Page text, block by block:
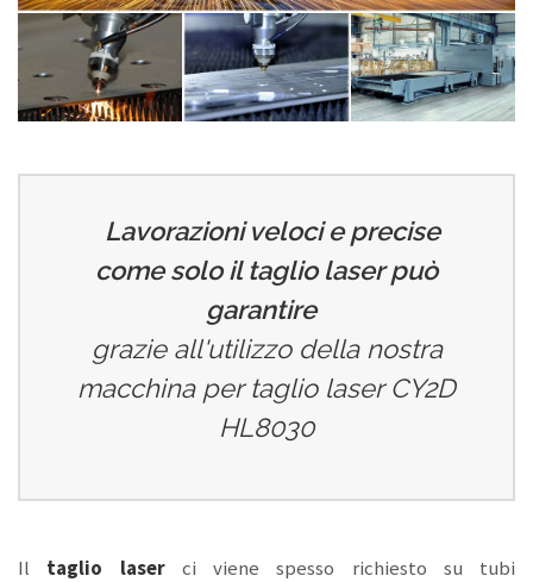
Lavorazioni veloci e precise
come solo il taglio laser può
garantire
grazie all'utilizzo della nostra
macchina per taglio laser CY2D
HL8030
Il taglio laserci viene spesso richiesto su tubi